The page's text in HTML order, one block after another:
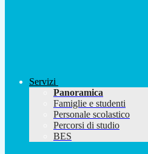
Servizi
Panoramica
Famiglie e studenti
Personale scolastico
Percorsi di studio
BES